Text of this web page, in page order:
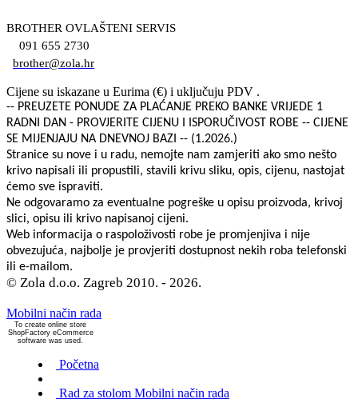
BROTHER OVLAŠTENI SERVIS
091 655 2730
brother@zola.hr
Cijene su iskazane u Eurima (€) i uključuju PDV .
-- PREUZETE PONUDE ZA PLAĆANJE PREKO BANKE VRIJEDE 1
RADNI DAN - PROVJERITE CIJENU I ISPORUČIVOST ROBE -- CIJENE
SE MIJENJAJU NA DNEVNOJ BAZI -- (1.2026.)
Stranice su nove i u radu, nemojte nam zamjeriti ako smo nešto
krivo napisali ili propustili, stavili krivu sliku, opis, cijenu, nastojat
ćemo sve ispraviti.
Ne odgovaramo za eventualne pogreške u opisu proizvoda, krivoj
slici, opisu ili krivo napisanoj cijeni.
Web informacija o raspoloživosti robe je promjenjiva i nije
obvezujuća, najbolje je provjeriti dostupnost nekih roba telefonski
ili e-mailom.
© Zola d.o.o. Zagreb 2010. - 2026.
Mobilni način rada
To create online store
ShopFactory eCommerce
software was used.
Početna
Rad za stolom Mobilni način rada